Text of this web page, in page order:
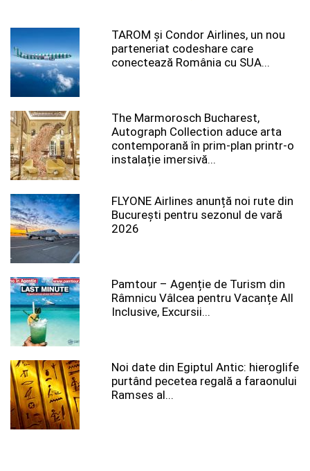
TAROM şi Condor Airlines, un nou
parteneriat codeshare care
conectează România cu SUA...
The Marmorosch Bucharest,
Autograph Collection aduce arta
contemporană în prim-plan printr-o
instalație imersivă...
FLYONE Airlines anunță noi rute din
București pentru sezonul de vară
2026
Pamtour – Agenție de Turism din
Râmnicu Vâlcea pentru Vacanțe All
Inclusive, Excursii...
Noi date din Egiptul Antic: hieroglife
purtând pecetea regală a faraonului
Ramses al...